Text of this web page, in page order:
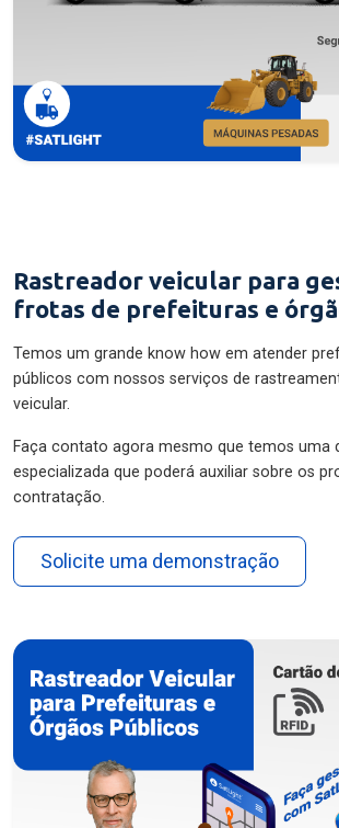
Rastreador veicular para
frotas de prefeituras e
Temos um grande know how em atender
públicos com nossos serviços de
veicular.
Faça contato agora mesmo que temos uma
especializada que poderá auxiliar sobre os
contratação.
Solicite uma demonstração